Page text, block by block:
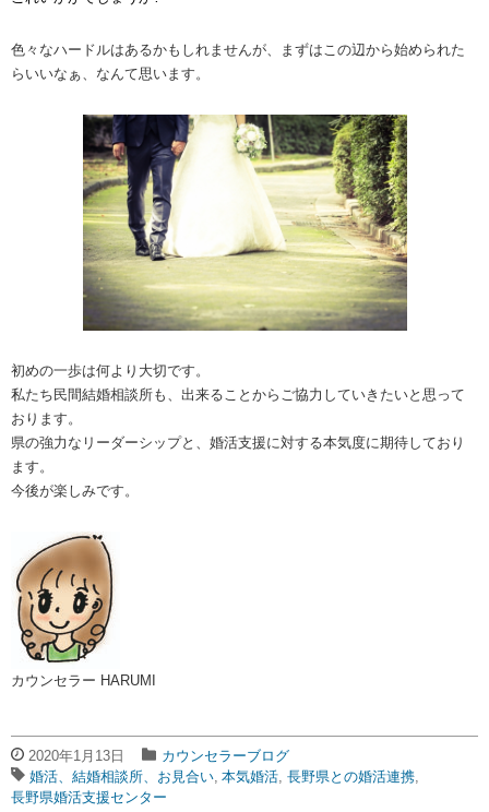
色々なハードルはあるかもしれませんが、まずはこの辺から始められた
らいいなぁ、なんて思います。
初めの一歩は何より大切です。
私たち民間結婚相談所も、出来ることからご協力していきたいと思って
おります。
県の強力なリーダーシップと、婚活支援に対する本気度に期待しており
ます。
今後が楽しみです。
カウンセラー HARUMI
2020年1月13日
カウンセラーブログ
婚活、結婚相談所、お見合い 本気婚活 長野県との婚活連携
長野県婚活支援センター